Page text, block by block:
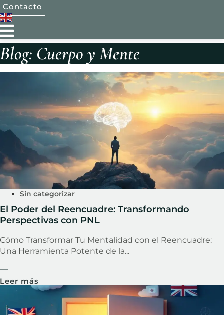
Contacto
Blog: Cuerpo y Mente
Sin categorizar
El Poder del Reencuadre: Transformando
Perspectivas con PNL
Cómo Transformar Tu Mentalidad con el Reencuadre:
Una Herramienta Potente de la...
Leer más